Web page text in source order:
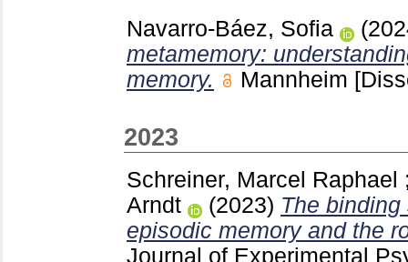
Navarro-Báez, Sofia
metamemory:
memory.
Mannheim
2023
Schreiner, Marcel Raphael
Arndt
(2023) The
episodic memory and the
Journal of Experimental